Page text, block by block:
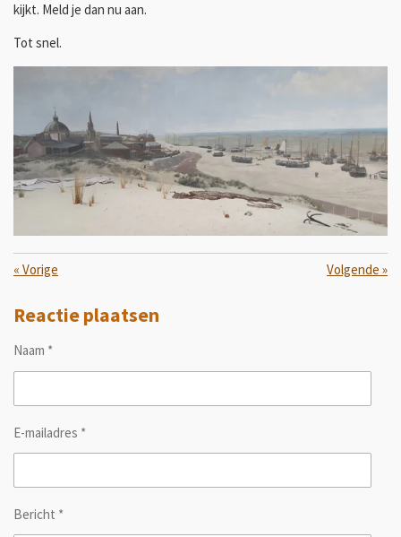
kijkt. Meld je dan nu aan.
Tot snel.
« Vorige Volgende »
Reactie plaatsen
Naam *
E-mailadres *
Bericht *